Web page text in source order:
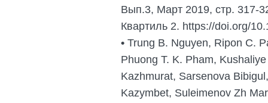
Вып.3, Март 2019, стр. 317-
Квартиль 2. https://doi.org/
• Trung B. Nguyen, Ripon C.
Phuong T. K. Pham,
Kazhmurat, Sarsenova
Kazymbet, Suleimenov Zh